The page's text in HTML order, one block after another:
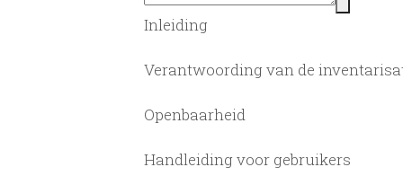
Inleiding
Verantwoording van de
Openbaarheid
Handleiding voor gebruikers